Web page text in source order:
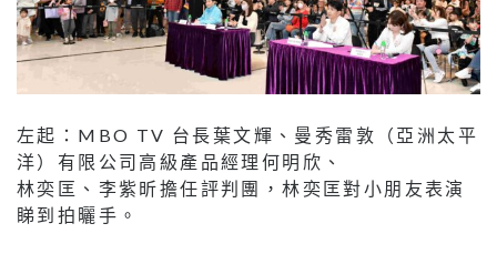
左起：MBO TV 台長葉文輝、曼秀雷敦（亞洲太平
洋）有限公司高級產品經理何明欣、
林奕匡、李紫昕擔任評判團，林奕匡對小朋友表演
睇到拍曬手。